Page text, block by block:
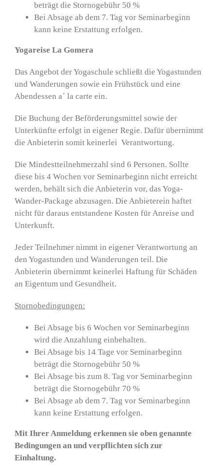
beträgt die Stornogebühr 50 %
Bei Absage ab dem 7. Tag vor Seminarbeginn
kann keine Erstattung erfolgen.
Yogareise La Gomera
Das Angebot der Yogaschule schließt die Yogastunden
und Wanderungen sowie ein Frühstück und eine
Abendessen a´ la carte ein.
Die Buchung der Beförderungsmittel sowie der
Unterkünfte erfolgt in eigener Regie. Dafür übernimmt
die Anbieterin somit keinerlei Verantwortung.
Die Mindestteilnehmerzahl sind 6 Personen. Sollte
diese bis 4 Wochen vor Seminarbeginn nicht erreicht
werden, behält sich die Anbieterin vor, das Yoga-
Wander-Package abzusagen. Die Anbieterein haftet
nicht für daraus entstandene Kosten für Anreise und
Unterkunft.
Jeder Teilnehmer nimmt in eigener Verantwortung an
den Yogastunden und Wanderungen teil. Die
Anbieterin übernimmt keinerlei Haftung für Schäden
an Eigentum und Gesundheit.
Stornobedingungen:
Bei Absage bis 6 Wochen vor Seminarbeginn
wird die Anzahlung einbehalten.
Bei Absage bis 14 Tage vor Seminarbeginn
beträgt die Stornogebühr 50 %
Bei Absage bis zum 8. Tag vor Seminarbeginn
beträgt die Stornogebühr 70 %
Bei Absage ab dem 7. Tag vor Seminarbeginn
kann keine Erstattung erfolgen.
Mit Ihrer Anmeldung erkennen sie oben genannte
Bedingungen an und verpflichten sich zur
Einhaltung.